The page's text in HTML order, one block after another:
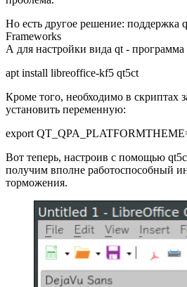
Но есть другое решение: поддержка
Frameworks
А для настройки вида qt - программа
apt install libreoffice-kf5 qt5ct
Кроме того, необходимо в скриптах
установить переменную:
export
Вот теперь, настроив с помощью
получим вполне работоспособный
торможения.